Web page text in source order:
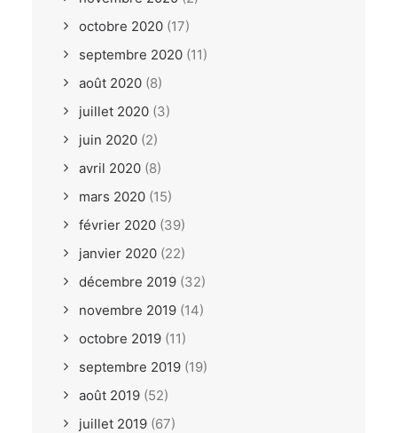
octobre 2020 (17)
septembre 2020 (11)
août 2020 (8)
juillet 2020 (3)
juin 2020 (2)
avril 2020 (8)
mars 2020 (15)
février 2020 (39)
janvier 2020 (22)
décembre 2019 (32)
novembre 2019 (14)
octobre 2019 (11)
septembre 2019 (19)
août 2019 (52)
juillet 2019 (67)